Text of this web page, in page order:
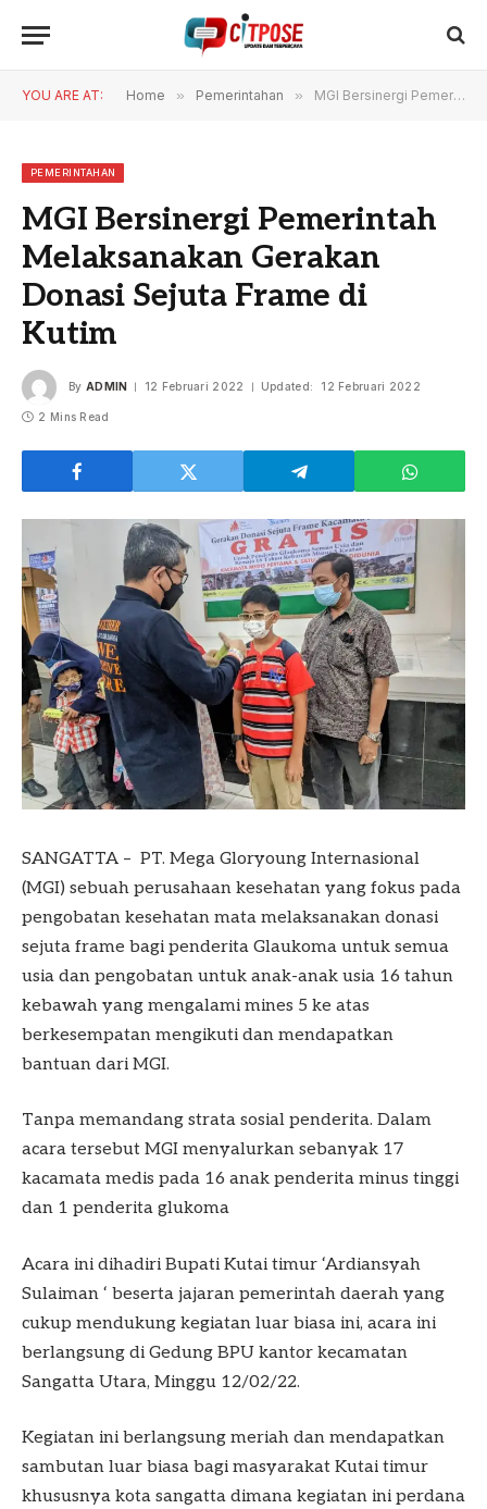
YOU ARE AT: Home » Pemerintahan » MGI Bersinergi Pemerintah Melaksanakan Gerakan Donasi Sejuta Frame di Kutim
PEMERINTAHAN
MGI Bersinergi Pemerintah
Melaksanakan Gerakan
Donasi Sejuta Frame di
Kutim
By ADMIN 12 Februari 2022 Updated: 12 Februari 2022
2 Mins Read
SANGATTA – PT. Mega Gloryoung Internasional
(MGI) sebuah perusahaan kesehatan yang fokus pada
pengobatan kesehatan mata melaksanakan donasi
sejuta frame bagi penderita Glaukoma untuk semua
usia dan pengobatan untuk anak-anak usia 16 tahun
kebawah yang mengalami mines 5 ke atas
berkesempatan mengikuti dan mendapatkan
bantuan dari MGI.
Tanpa memandang strata sosial penderita. Dalam
acara tersebut MGI menyalurkan sebanyak 17
kacamata medis pada 16 anak penderita minus tinggi
dan 1 penderita glukoma
Acara ini dihadiri Bupati Kutai timur ‘Ardiansyah
Sulaiman ‘ beserta jajaran pemerintah daerah yang
cukup mendukung kegiatan luar biasa ini, acara ini
berlangsung di Gedung BPU kantor kecamatan
Sangatta Utara, Minggu 12/02/22.
Kegiatan ini berlangsung meriah dan mendapatkan
sambutan luar biasa bagi masyarakat Kutai timur
khususnya kota sangatta dimana kegiatan ini perdana